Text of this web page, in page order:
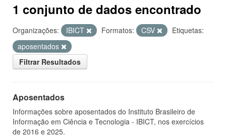
1 conjunto de dados encontrado
Organizações: IBICT Formatos: CSV
Etiquetas:
aposentados
Filtrar Resultados
Aposentados
Informações sobre aposentados do Instituto Brasileiro de
Informação em Ciência e Tecnologia - IBICT, nos exercícios
de 2016 e 2025.